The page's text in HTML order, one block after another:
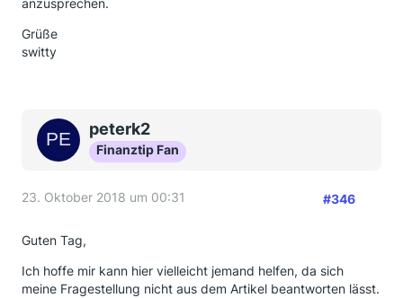
anzusprechen.
Grüße
switty
peterk2
Finanztip Fan
23. Oktober 2018 um 00:31 #346
Guten Tag,
Ich hoffe mir kann hier vielleicht jemand helfen, da sich
meine Fragestellung nicht aus dem Artikel beantworten lässt.